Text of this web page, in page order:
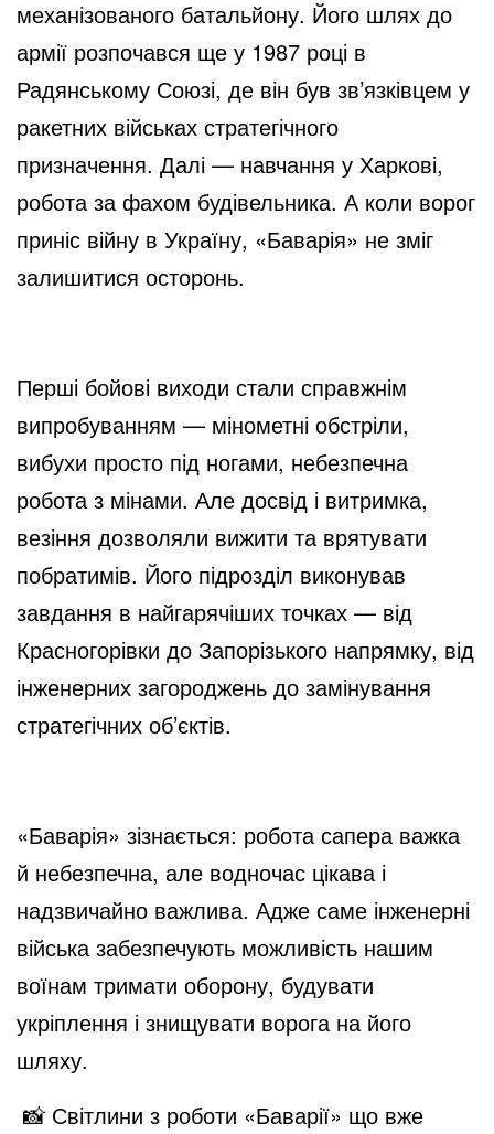
i
d
e
o
механізованого батальйону. Його шлях до
армії розпочався ще у 1987 році в
Радянському Союзі, де він був зв’язківцем у
ракетних військах стратегічного
призначення. Далі — навчання у Харкові,
робота за фахом будівельника. А коли ворог
приніс війну в Україну, «Баварія» не зміг
залишитися осторонь.
Перші бойові виходи стали справжнім
випробуванням — мінометні обстріли,
вибухи просто під ногами, небезпечна
робота з мінами. Але досвід і витримка,
везіння дозволяли вижити та врятувати
побратимів. Його підрозділ виконував
завдання в найгарячіших точках — від
Красногорівки до Запорізького напрямку, від
інженерних загороджень до замінування
стратегічних об’єктів.
«Баварія» зізнається: робота сапера важка
й небезпечна, але водночас цікава і
надзвичайно важлива. Адже саме інженерні
війська забезпечують можливість нашим
воїнам тримати оборону, будувати
укріплення і знищувати ворога на його
шляху.
📸 Світлини з роботи «Баварії» що вже